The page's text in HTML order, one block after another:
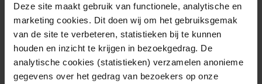
Deze site maakt gebruik van functionele, analytische en
marketing cookies. Dit doen wij om het gebruiksgemak
van de site te verbeteren, statistieken bij te kunnen
houden en inzicht te krijgen in bezoekgedrag. De
analytische cookies (statistieken) verzamelen anonieme
gegevens over het gedrag van bezoekers op onze